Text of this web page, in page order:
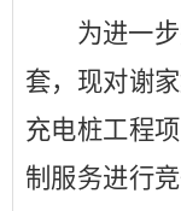
为进一
套，现对谢
充电桩工程
制服务进行